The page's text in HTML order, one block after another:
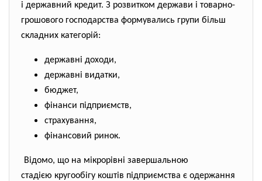
і державний кредит. З розвитком держави і товарно-
грошового господарства формувались групи більш
складних категорій:
державні доходи,
державні видатки,
бюджет,
фінанси підприємств,
страхування,
фінансовий ринок.
Відомо, що на мікрорівні завершальною
стадією кругообігу коштів підприємства є одержання